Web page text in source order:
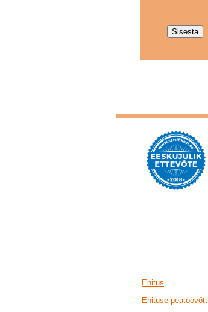
Ehitus
Ehituse peatöövõtt